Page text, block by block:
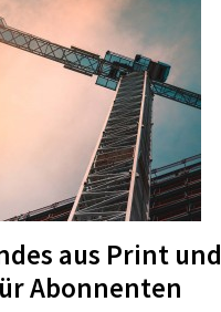
aus Print und
Abonnenten